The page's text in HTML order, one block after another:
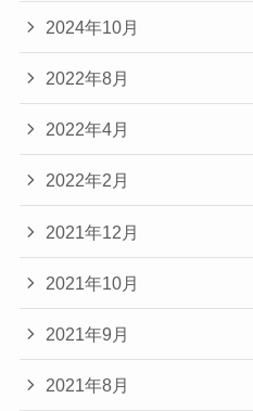
2024年10月
2022年8月
2022年4月
2022年2月
2021年12月
2021年10月
2021年9月
2021年8月